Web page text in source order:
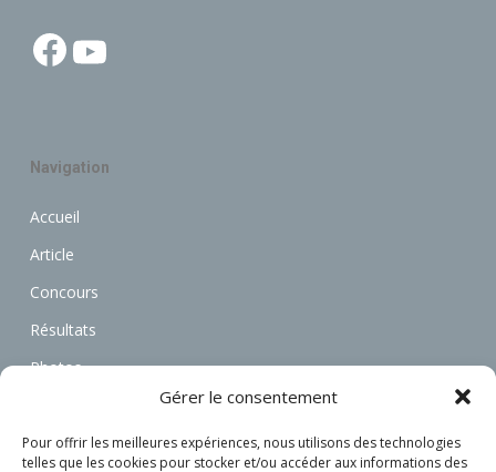
Gérer le consentement
Pour offrir les meilleures expériences, nous utilisons des technologies
telles que les cookies pour stocker et/ou accéder aux informations des
Facebook
Navigation
Accueil
Article
Concours
Résultats
Photos
Annonces